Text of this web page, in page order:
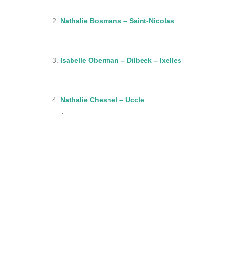
Nathalie Bosmans – Saint-Nicolas
Isabelle Oberman – Dilbeek – Ixelles
Nathalie Chesnel – Uccle